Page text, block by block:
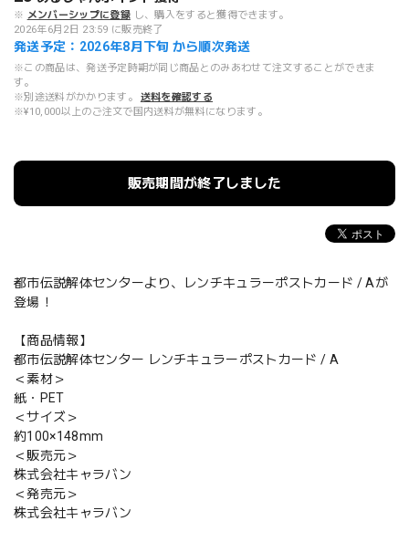
※ メンバーシップに登録 し、購入をすると獲得できます。
2026年6月2日 23:59 に販売終了
発送予定：2026年8月下旬 から順次発送
※この商品は、発送予定時期が同じ商品とのみあわせて注文することができま
す。
※別途送料がかかります。
送料を確認する
※¥10,000以上のご注文で国内送料が無料になります。
販売期間が終了しました
都市伝説解体センターより、レンチキュラーポストカード / Aが
登場！
【商品情報】
都市伝説解体センター レンチキュラーポストカード / A
＜素材＞
紙・PET
＜サイズ＞
約100×148mm
＜販売元＞
株式会社キャラバン
＜発売元＞
株式会社キャラバン